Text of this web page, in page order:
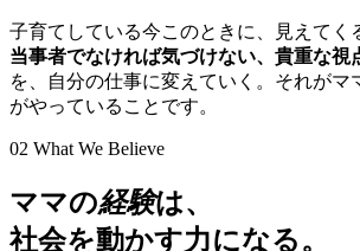
子育てしている今このときに、見えてく
当事者でなければ気づけない、貴重な視
を、自分の仕事に変えていく。それがマ
がやっていることです。
02 What We Believe
ママの経験は、
社会を動かす力になる。